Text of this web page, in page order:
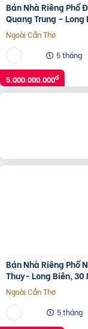
Bán Nhà Riêng Phố
Quang Trung – Long
32M2,5 Tầng,Mặt Tiền
3.5M,Nhỉnh 5 Tỷ.
Ngoài Cần Thơ
5 tháng
5.000.000.000đ
Bán Nhà Riêng Phố
Thụy- Long Biên, 30
Tầng,Mặt Tiền
Ngoài Cần Thơ
5 tháng